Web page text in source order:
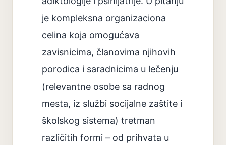
je kompleksna organizaciona
celina koja omogućava
zavisnicima, članovima njihovih
porodica i saradnicima u lečenju
(relevantne osobe sa radnog
mesta, iz službi socijalne zaštite i
školskog sistema) tretman
različitih formi – od prihvata u